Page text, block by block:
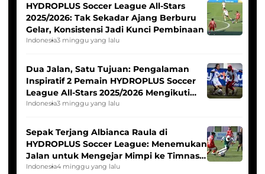
HYDROPLUS Soccer League All-Stars
2025/2026: Tak Sekadar Ajang Berburu
Gelar, Konsistensi Jadi Kunci Pembinaan
Indonesia3 minggu yang lalu
Dua Jalan, Satu Tujuan: Pengalaman
Inspiratif 2 Pemain HYDROPLUS Soccer
League All-Stars 2025/2026 Mengikuti
Seleksi Timnas Indonesia Putri
Indonesia3 minggu yang lalu
Sepak Terjang Albianca Raula di
HYDROPLUS Soccer League: Menemukan
Jalan untuk Mengejar Mimpi ke Timnas
Indonesia Putri
Indonesia4 minggu yang lalu